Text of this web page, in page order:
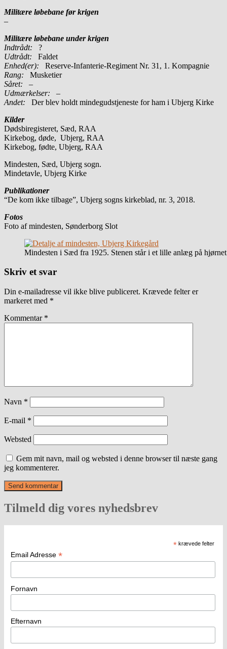
Militære løbebane før krigen
–
Militære løbebane under krigen
Indtrådt: ?
Udtrådt: Faldet
Enhed(er):
Reserve-Infanterie-Regiment Nr. 31, 1. Kompagnie
Rang:
Musketier
Såret: –
Udmærkelser: –
Andet: Der blev holdt mindegudstjeneste for ham i Ubjerg Kirke
Kilder
Dødsbiregisteret, Sæd, RAA
Kirkebog, døde, Ubjerg, RAA
Kirkebog, fødte, Ubjerg, RAA
Mindesten, Sæd, Ubjerg sogn.
Mindetavle, Ubjerg Kirke
Publikationer
“De kom ikke tilbage”, Ubjerg sogns kirkeblad, nr. 3, 2018.
Fotos
Foto af mindesten, Sønderborg Slot
Mindesten i Sæd fra 1925. Stenen står i et lille anlæg på
Skriv et svar
Din e-mailadresse vil ikke blive publiceret. Krævede felter er
markeret med *
Kommentar *
Navn *
E-mail *
Websted
Gem mit navn, mail og websted i denne browser til næste gang
jeg kommenterer.
Tilmeld dig vores nyhedsbrev
* krævede felter
Email Adresse *
Fornavn
Efternavn